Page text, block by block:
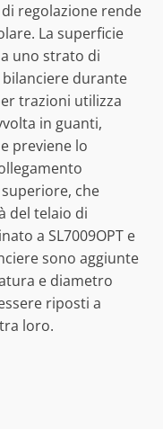
regolazione rende
La superficie
uno strato di
durante
trazioni utilizza
in guanti,
previene lo
che
del telaio di
a SL7009OPT e
sono aggiunte
e diametro
riposti a
loro.